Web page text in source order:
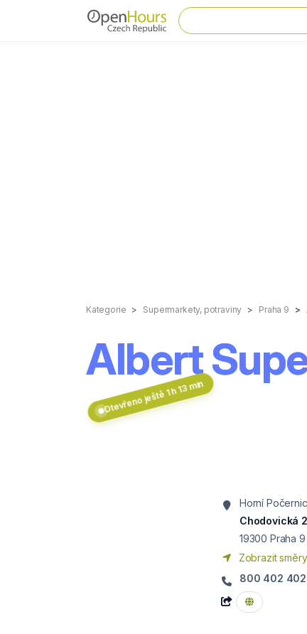
Kategorie Supermarkety, potraviny Praha 9
Albert
Otevřeno ještě 1 h 13 min
Horní
Chodovická
19300 Praha 9
Zobrazit směry
800 402 402